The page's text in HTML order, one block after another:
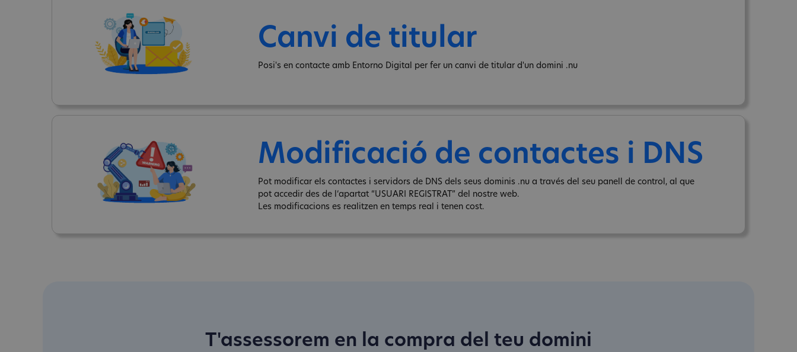
Canvi de titular
Posi's en contacte amb Entorno Digital per fer un canvi de titular d'un domini .nu
Modificació de contactes i DNS
Pot modificar els contactes i servidors de DNS dels seus dominis .nu a través del seu panell de control, al que
pot accedir des de l‘apartat “USUARI REGISTRAT” del nostre web.
Les modificacions es realitzen en temps real i tenen cost.
T'assessorem en la compra del teu domini